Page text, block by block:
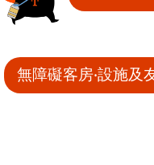
無障礙客房‧設施及